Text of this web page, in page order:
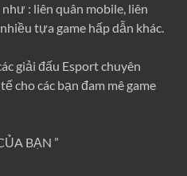
: liên quân mobile, liên
tựa game hấp dẫn khác.
giải đấu Esport chuyên
cho các bạn đam mê game
BẠN ”